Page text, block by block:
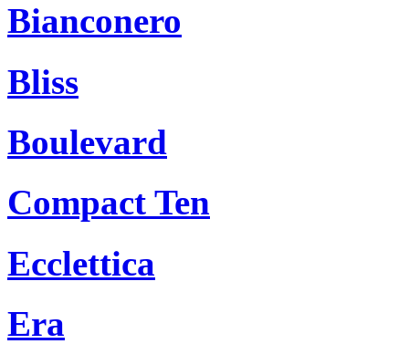
Bianconero
Bliss
Boulevard
Compact Ten
Ecclettica
Era